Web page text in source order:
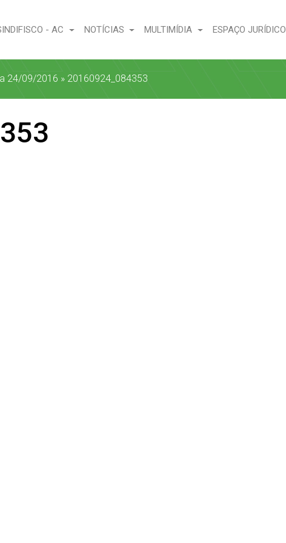
- AC NOTÍCIAS MULTIMÍDIA ESPAÇO JURÍDICO
24/09/2016 » 20160924_084353